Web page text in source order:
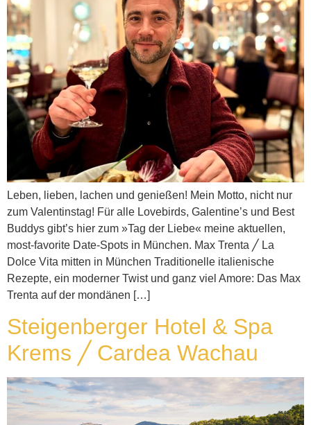
Leben, lieben, lachen und genießen! Mein Motto, nicht nur
zum Valentinstag! Für alle Lovebirds, Galentine’s und Best
Buddys gibt’s hier zum »Tag der Liebe« meine aktuellen,
most-favorite Date-Spots in München. Max Trenta ╱ La
Dolce Vita mitten in München Traditionelle italienische
Rezepte, ein moderner Twist und ganz viel Amore: Das Max
Trenta auf der mondänen […]
Steigenberger Hotel & Spa
Krems ╱ Cardea Wachau